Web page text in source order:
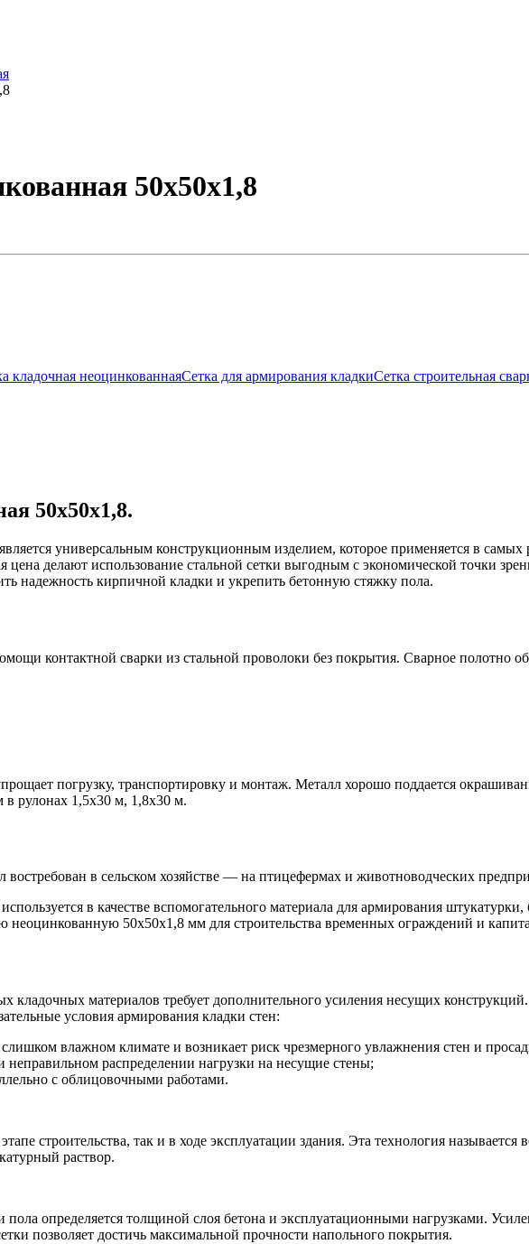
50х50х1,8
кладочная неоцинкованнаяСетка для армирования кладкиСетка строительная
50х50х1,8.
универсальным конструкционным изделием, которое применяется в
цена делают использование стальной сетки выгодным с экономической точки
надежность кирпичной кладки и укрепить бетонную стяжку пола.
контактной сварки из стальной проволоки без покрытия. Сварное полотно
погрузку, транспортировку и монтаж. Металл хорошо поддается
рулонах 1,5х30 м, 1,8х30 м.
востребован в сельском хозяйстве — на птицефермах и животноводческих
в качестве вспомогательного материала для армирования
неоцинкованную 50х50х1,8 мм для строительства временных ограждений и
кладочных материалов требует дополнительного усиления несущих
условия армирования кладки стен:
слишком влажном климате и возникает риск чрезмерного увлажнения стен и
распределении нагрузки на несущие стены;
с облицовочными работами.
строительства, так и в ходе эксплуатации здания. Эта технология
раствор.
определяется толщиной слоя бетона и эксплуатационными нагрузками.
позволяет достичь максимальной прочности напольного покрытия.